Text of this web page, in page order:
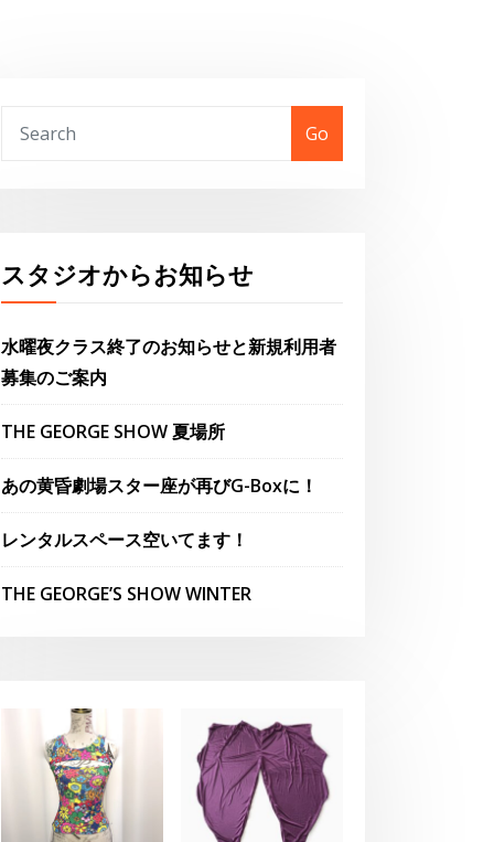
Go
スタジオからお知らせ
水曜夜クラス終了のお知らせと新規利用者
募集のご案内
THE GEORGE SHOW 夏場所
あの黄昏劇場スター座が再びG-Boxに！
レンタルスペース空いてます！
THE GEORGE’S SHOW WINTER